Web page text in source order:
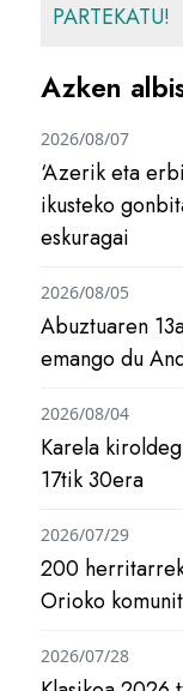
PARTEKATU!
Azken
‘Azerik eta
ikusteko
eskuragai
2026/08/07
Abuztuaren
emango du
2026/08/05
Karela
17tik 30era
2026/08/04
200
Orioko
2026/07/29
2026/07/28